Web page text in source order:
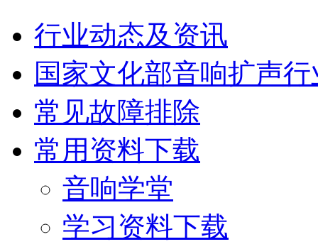
行业动态及资讯
国家文化部音响扩声
常见故障排除
常用资料下载
音响学堂
学习资料下载